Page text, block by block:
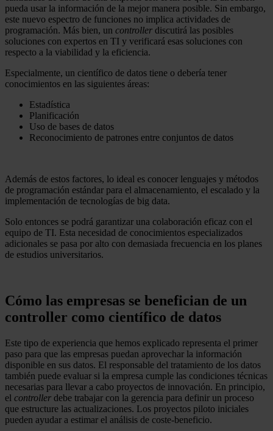
pueda usar la información de la mejor manera posible. Sin embargo,
este nuevo espectro de funciones no implica actividades de
programación. Más bien, un controller discutirá las posibles
soluciones con expertos en TI y verificará esas soluciones con
respecto a la viabilidad y la eficiencia.
Especialmente, un científico de datos tiene o debería tener
conocimientos en las siguientes áreas:
Estadística
Planificación
Uso de bases de datos
Reconocimiento de patrones entre conjuntos de datos
Además de estos factores, lo ideal es conocer lenguajes y métodos
de programación estándar para el almacenamiento, el escalado y la
implementación de tecnologías de big data.
Solo entonces se podrá garantizar una colaboración eficaz con el
equipo de TI. Esta necesidad de conocimientos especializados
adicionales se pasa por alto con demasiada frecuencia en los planes
de estudios universitarios.
Cómo las empresas se benefician de un
controller como científico de datos
Este tipo de experiencia que hemos explicado representa el primer
paso para que las empresas puedan aprovechar la información
disponible en sus datos. El responsable del tratamiento de los datos
también puede evaluar si la empresa cumple las condiciones técnicas
necesarias para llevar a cabo proyectos de innovación. En principio,
el controller debe trabajar con la gerencia para definir un proceso
que estructure las actualizaciones. Los proyectos piloto iniciales
pueden ayudar a estimar el análisis de coste-beneficio.